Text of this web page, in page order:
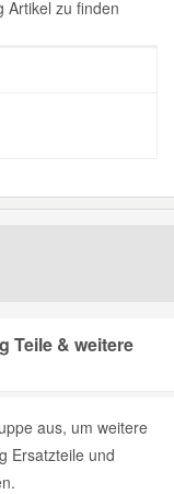
Artikel zu finden
Teile & weitere
aus, um weitere
Ersatzteile und